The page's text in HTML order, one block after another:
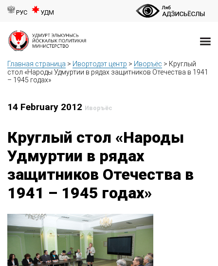
РУС УДМ
Главная страница > Ивортодэт центр > Иворъёс > Круглый
стол «Народы Удмуртии в рядах защитников Отечества в 1941
– 1945 годах»
14 February 2012 Иворъёс
Круглый стол «Народы
Удмуртии в рядах
защитников Отечества в
1941 – 1945 годах»